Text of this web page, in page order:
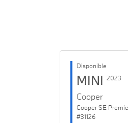
Disponible
MINI 2023
Cooper
Cooper SE
#31126